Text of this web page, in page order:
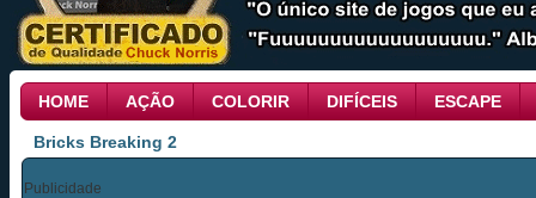
HOME AÇÃO COLORIR DIFÍCEIS ESCAPE
Bricks Breaking 2
Publicidade